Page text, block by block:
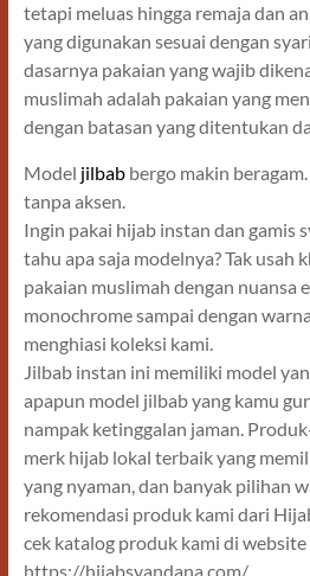
tetapi meluas hingga remaja dan
yang digunakan sesuai dengan
dasarnya pakaian yang wajib
muslimah adalah pakaian yang
dengan batasan yang ditentukan
Model jilbabbergo makin
tanpa aksen.
Ingin pakai hijab instan dan gamis
tahu apa saja modelnya? Tak usah
pakaian muslimah dengan nuansa
monochrome sampai dengan
menghiasi koleksi kami.
Jilbab instan ini memiliki model
apapun model jilbab yang kamu
nampak ketinggalan jaman.
merk hijab lokal terbaik yang
yang nyaman, dan banyak pilihan
rekomendasi produk kami dari
cek katalog produk kami di website
https://hijabsyandana.com/